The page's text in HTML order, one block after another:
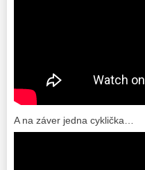
A na záver jedna cyklička…